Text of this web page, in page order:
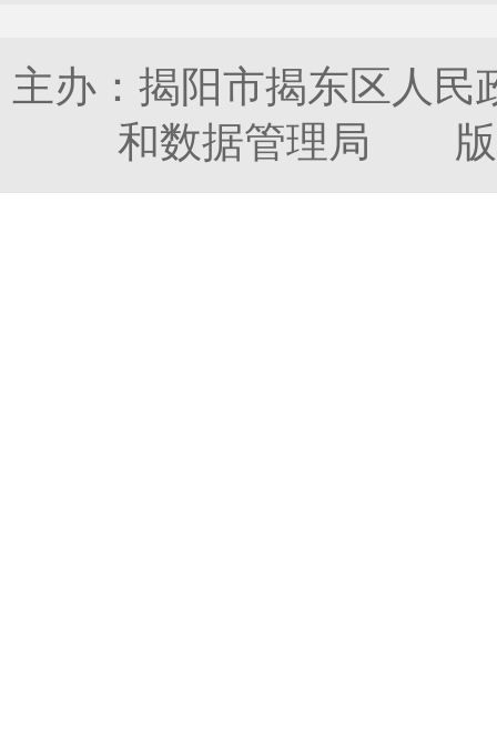
主办：揭阳市揭东区人
和数据管理局 版